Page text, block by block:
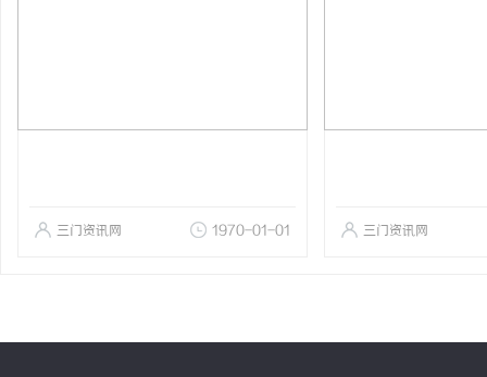
三门资讯网 1970-01-01 三门资讯网